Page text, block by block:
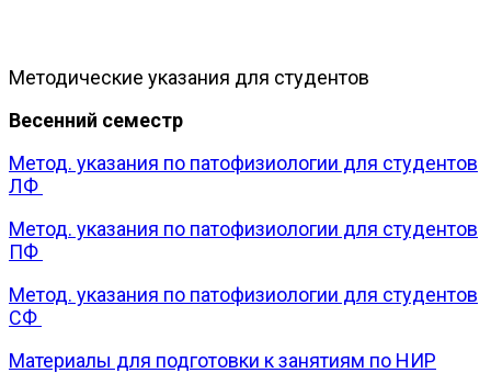
Методические указания для студентов
Весенний семестр
Метод. указания по патофизиологии для студентов
ЛФ
Метод. указания по патофизиологии для студентов
ПФ
Метод. указания по патофизиологии для студентов
СФ
Материалы для подготовки к занятиям по НИР